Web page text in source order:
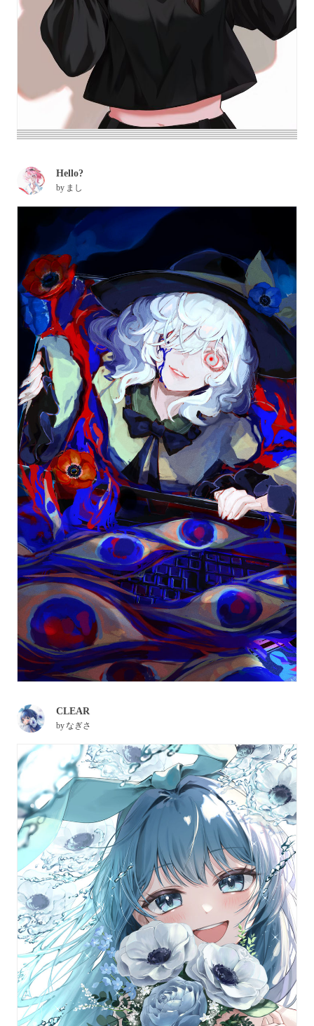
Hello?
by まし
CLEAR
by なぎさ